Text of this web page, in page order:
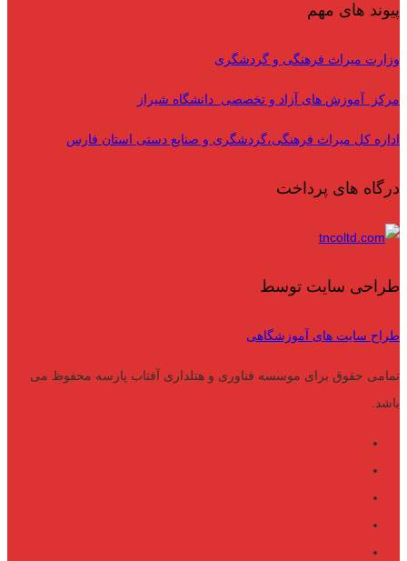
پیوند های مهم
وزارت میراث فرهنگی و گردشگری
مرکز آموزش های آزاد و تخصصی دانشگاه شیراز
اداره کل میراث فرهنگی،گردشگری و صنایع دستی استان فارس
درگاه های پرداخت
طراحی سایت توسط
طراح سایت های آموزشگاهی
تمامی حقوق برای موسسه فناوری و هتلداری آفتاب پارسه محفوظ می
باشد.